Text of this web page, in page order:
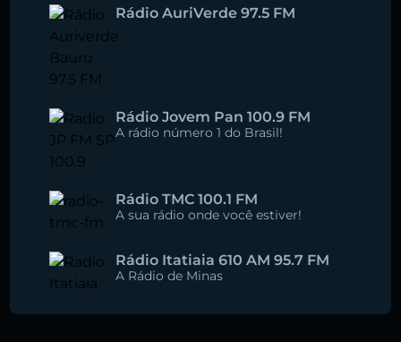
Rádio AuriVerde 97.5 FM
Rádio Jovem Pan 100.9 FM
A rádio número 1 do Brasil!
Rádio TMC 100.1 FM
A sua rádio onde você estiver!
Rádio Itatiaia 610 AM 95.7 FM
A Rádio de Minas